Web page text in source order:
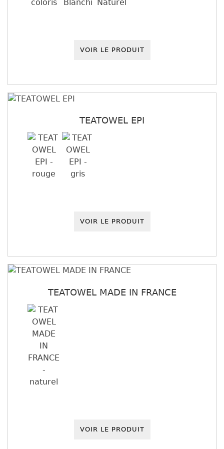
VOIR LE PRODUIT
TEATOWEL EPI
VOIR LE PRODUIT
TEATOWEL MADE IN FRANCE
VOIR LE PRODUIT